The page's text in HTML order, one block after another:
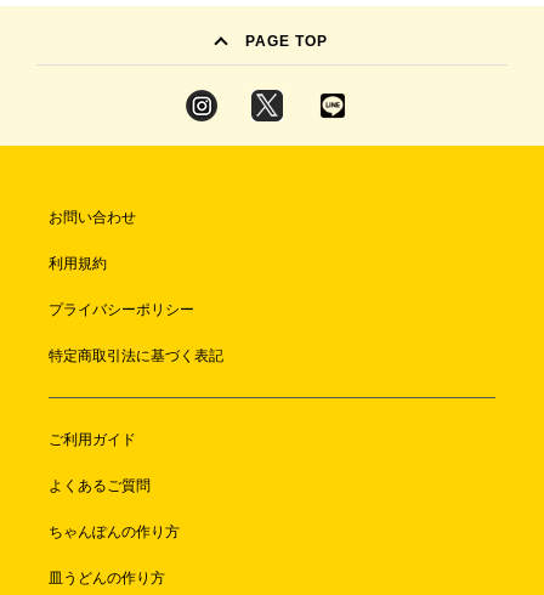
PAGE TOP
お問い合わせ
利用規約
プライバシーポリシー
特定商取引法に基づく表記
ご利用ガイド
よくあるご質問
ちゃんぽんの作り方
皿うどんの作り方